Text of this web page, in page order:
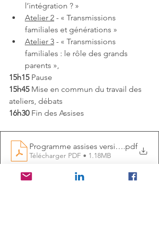
l’intégration ? »
Atelier 2 - « Transmissions
familiales et générations »
Atelier 3 - « Transmissions
familiales : le rôle des grands
parents »,
15h15 Pause
15h45 Mise en commun du travail des
ateliers, débats
16h30 Fin des Assises
Programme assises version.pdf
Télécharger PDF • 1.18MB